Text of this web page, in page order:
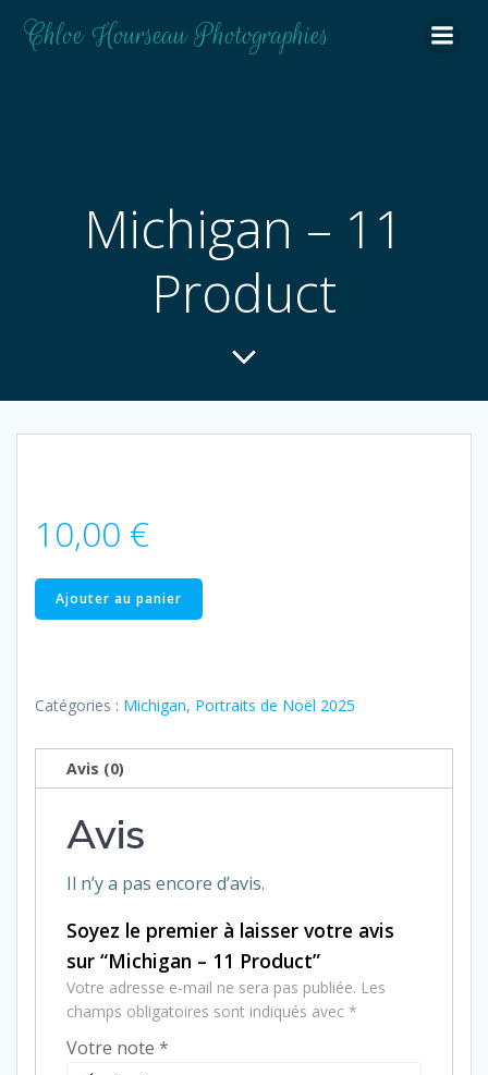
contenu
Chloe Hourseau Photographies
Michigan – 11
Product
10,00 €
quantité
de
11
Ajouter au panier
Catégories : Michigan, Portraits de Noël 2025
Avis (0)
Avis
Il n’y a pas encore d’avis.
Soyez le premier à laisser votre avis
sur “Michigan – 11 Product”
Votre adresse e-mail ne sera pas publiée. Les
champs obligatoires sont indiqués avec *
Votre note *